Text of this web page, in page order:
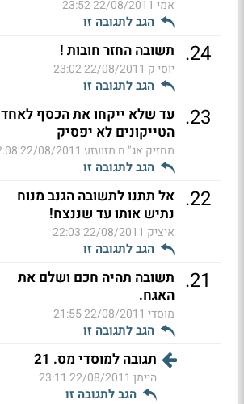
אמי 22/08/2011 23:52
הגב לתגובה זו
24
. תשובה החזר חובות !
יוסי ק 22/08/2011 23:02
הגב לתגובה זו
23
. עד שלא ייקחו את הכסף לאחד
הטייקונים לא יפסיק
מחזיק אג" ח מזועזע 22/08/2011 22:08
הגב לתגובה זו
22
. אל תתנו לתשובה הגנב מנוח
נתיש אותו עד שננצח!
איציק 22/08/2011 22:03
הגב לתגובה זו
21
. תשובה תהיה חכם ושלם את
האגח.
מוסדי 22/08/2011 21:55
הגב לתגובה זו
תגובה למוסדי מס. 21
היימן 22/08/2011 23:11
הגב לתגובה זו